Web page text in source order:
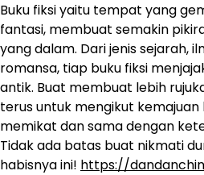
Buku fiksi yaitu tempat yang
fantasi, membuat semakin
yang dalam. Dari jenis sejarah,
romansa, tiap buku fiksi
antik. Buat membuat lebih
terus untuk mengikut kemajuan
memikat dan sama dengan
Tidak ada batas buat nikmati
habisnya ini! https://